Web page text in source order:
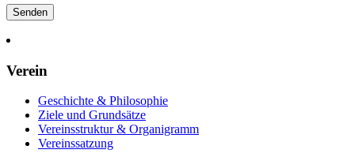
Verein
Geschichte & Philosophie
Ziele und Grundsätze
Vereinsstruktur & Organigramm
Vereinssatzung